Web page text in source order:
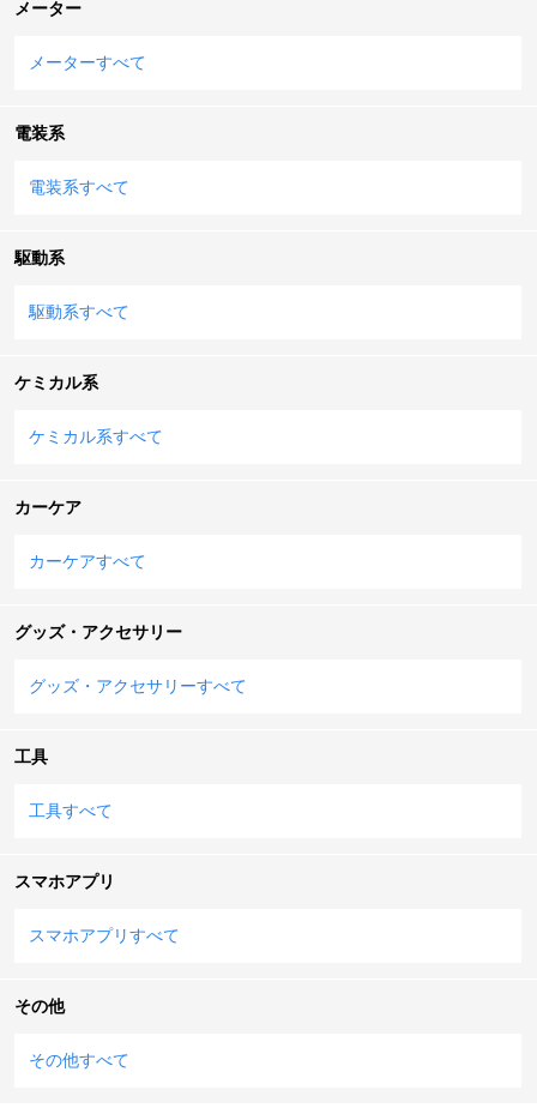
メーター
メーターすべて
電装系
電装系すべて
駆動系
駆動系すべて
ケミカル系
ケミカル系すべて
カーケア
カーケアすべて
グッズ・アクセサリー
グッズ・アクセサリーすべて
工具
工具すべて
スマホアプリ
スマホアプリすべて
その他
その他すべて